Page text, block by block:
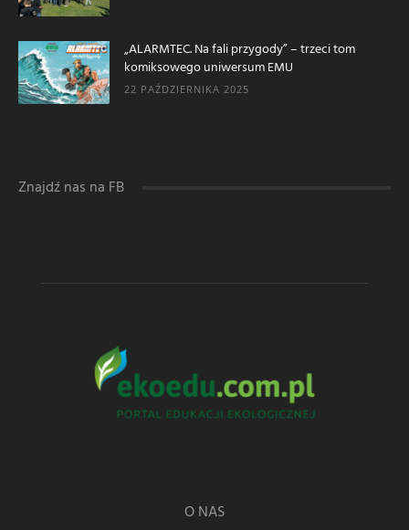
„ALARMTEC. Na fali przygody” – trzeci tom
komiksowego uniwersum EMU
22 PAŹDZIERNIKA 2025
Znajdź nas na FB
O NAS